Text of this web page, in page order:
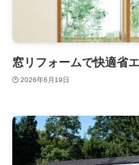
窓リフォームで快適省
2026年6月19日